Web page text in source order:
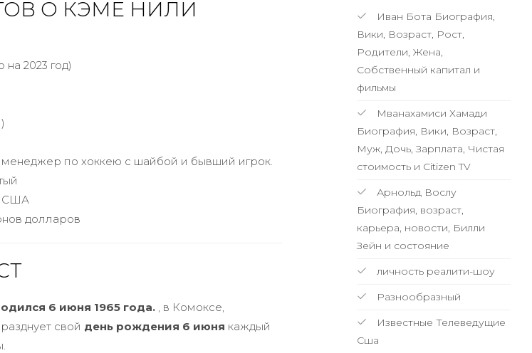
О КЭМЕ НИЛИ
2023 год)
по хоккею с шайбой и бывший игрок.
США
долларов
6 июня 1965 года., в Комоксе,
свой день рождения 6 июня каждый
Иван Бота Биография,
Вики, Возраст, Рост,
Родители, Жена,
Собственный капитал и
фильмы
Мванахамиси Хамади
Биография, Вики, Возраст,
Муж, Дочь, Зарплата, Чистая
стоимость и Citizen TV
Арнольд Вослу
Биография, возраст,
карьера, новости, Билли
Зейн и состояние
личность реалити-шоу
Разнообразный
Известные Телеведущие
Сша